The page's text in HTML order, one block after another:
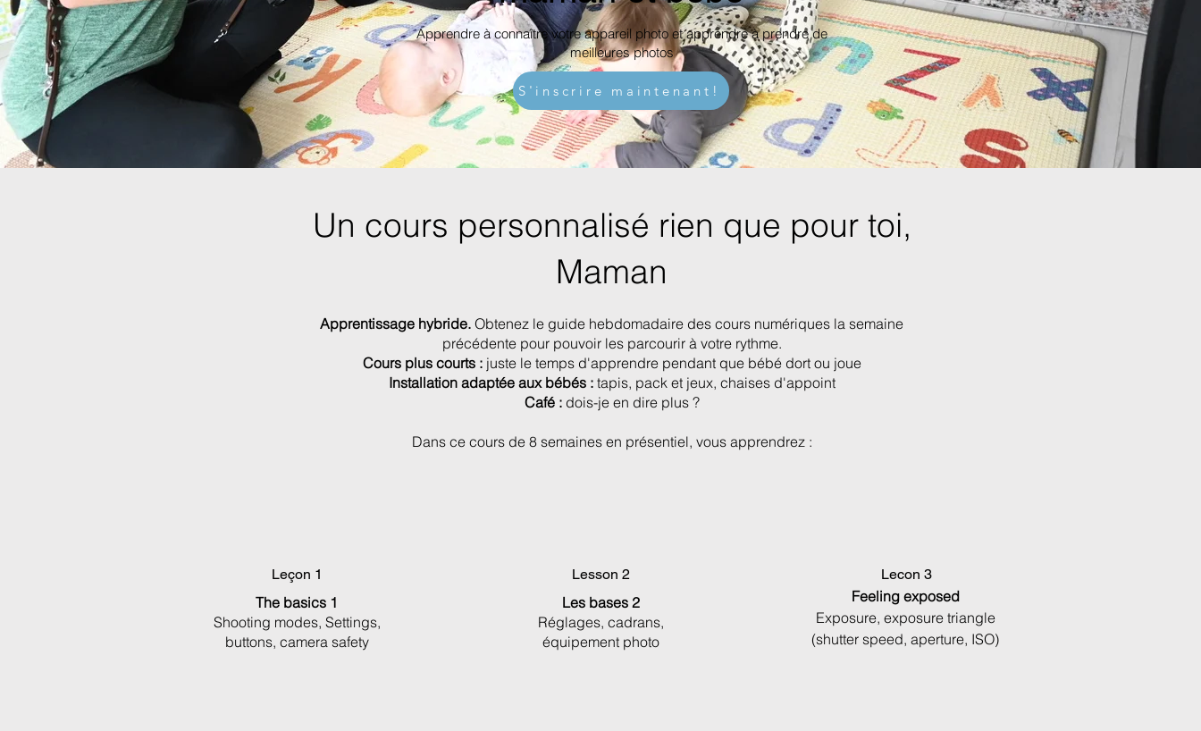
Apprendre à connaître votre appareil photo et apprendre à prendre de
meilleures photos
S'inscrire maintenant!
Un cours personnalisé rien que pour toi,
Maman
Apprentissage hybride. Obtenez le guide hebdomadaire des cours numériques la semaine
précédente pour pouvoir les parcourir à votre rythme.
Cours plus courts :juste le temps d'apprendre pendant que bébé dort ou joue
Installation adaptée aux bébés :tapis, pack et jeux, chaises d'appoint
Café :dois-je en dire plus ?
Dans ce cours de 8 semaines en présentiel, vous apprendrez :
Leçon 1
The basics 1
Shooting modes, Settings,
buttons, camera safety
Lesson 2
Les bases 2
Réglages, cadrans,
équipement photo
Lecon 3
Feeling exposed
Exposure, exposure triangle
(shutter speed, aperture, ISO)